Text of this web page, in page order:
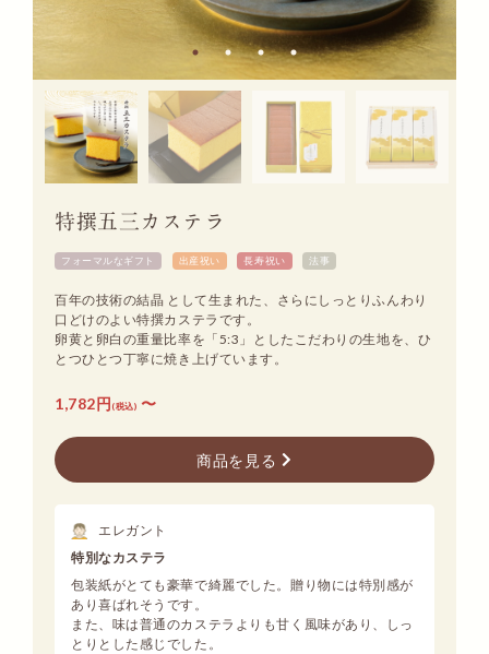
特撰五三カステラ
フォーマルなギフト 出産祝い 長寿祝い 法事
百年の技術の結晶 として生まれた、さらにしっとりふんわり
口どけのよい特撰カステラです。
卵黄と卵白の重量比率を「5:3」としたこだわりの生地を、ひ
とつひとつ丁寧に焼き上げています。
1,782円 (税込) 〜
商品を見る
エレガント
特別なカステラ
包装紙がとても豪華で綺麗でした。贈り物には特別感が
あり喜ばれそうです。
また、味は普通のカステラよりも甘く風味があり、しっ
とりとした感じでした。